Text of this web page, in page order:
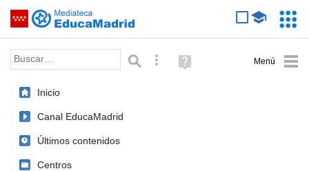
Saltar navegación
Palabra o frase: Búsqueda avanzada
Ayuda
(en
Inicio
Canal EducaMadrid
Últimos contenidos
Centros